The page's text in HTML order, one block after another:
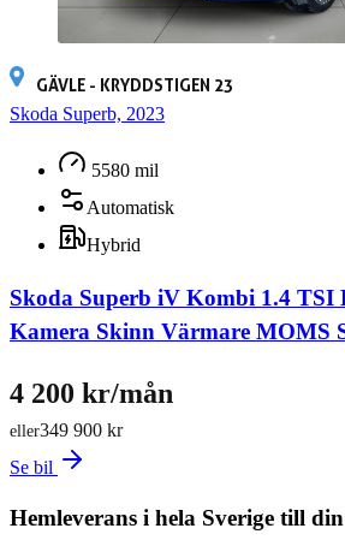
GÄVLE - KRYDDSTIGEN 23
Skoda Superb, 2023
5580 mil
Automatisk
Hybrid
Skoda Superb iV Kombi 1.4
Kamera Skinn Värmare MOMS
349 900 kr
eller
4 200 kr/mån
Se bil
Hemleverans i hela Sverige till